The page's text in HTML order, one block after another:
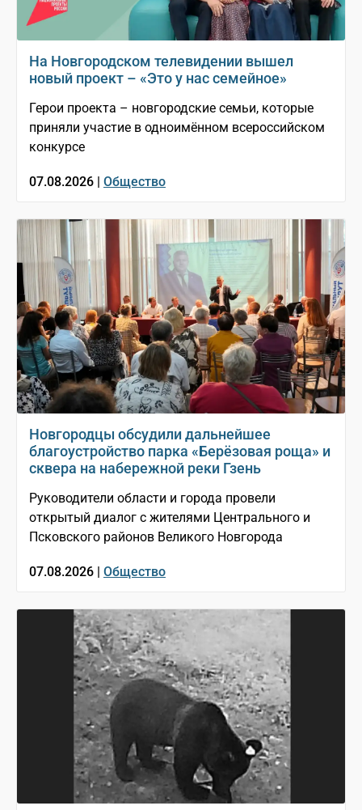
На Новгородском телевидении вышел
новый проект – «Это у нас семейное»
Герои проекта – новгородские семьи, которые
приняли участие в одноимённом всероссийском
конкурсе
07.08.2026 | Общество
Новгородцы обсудили дальнейшее
благоустройство парка «Берёзовая роща» и
сквера на набережной реки Гзень
Руководители области и города провели
открытый диалог с жителями Центрального и
Псковского районов Великого Новгорода
07.08.2026 | Общество